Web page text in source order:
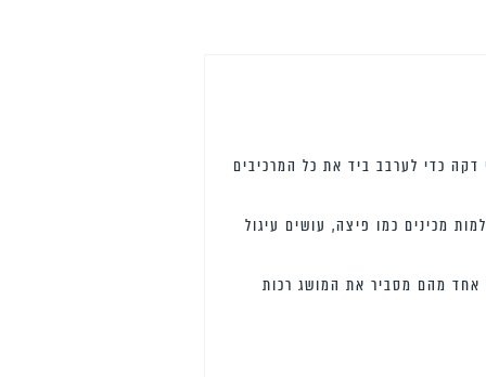
כדי לערבב ביד את כל המרכיבים
מכינים כמו פיצה, עושים עיגול
אחד מהם מסביר את המושג רכות